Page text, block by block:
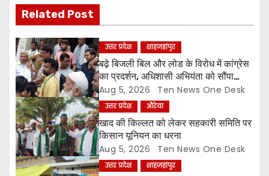
g
a
t
i
o
n
Related Post
उत्तर प्रदेश शाहजहांपुर
बढ़े बिजली बिल और लोड के विरोध में कांग्रेस
का प्रदर्शन, अधिशासी अभियंता को सौंपा
ज्ञापन
Aug 5, 2026 Ten News One Desk
उत्तर प्रदेश औरेया
खाद की किल्लत को लेकर सहकारी समिति पर
किसान यूनियन का धरना
Aug 5, 2026 Ten News One Desk
उत्तर प्रदेश शाहजहांपुर